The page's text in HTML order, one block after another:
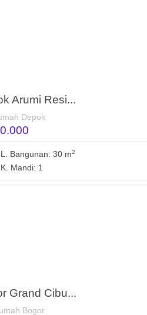
Arumi Resi...
Depok
L. Bangunan: 30 m2
K. Mandi: 1
Grand Cibu...
Bogor